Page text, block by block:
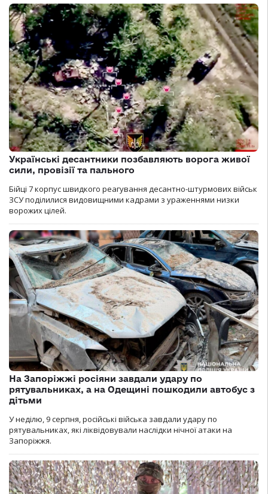
Українські десантники позбавляють ворога живої
сили, провізії та пального
Бійці 7 корпус швидкого реагування десантно-штурмових військ
ЗСУ поділилися видовищними кадрами з ураженнями низки
ворожих цілей.
На Запоріжжі росіяни завдали удару по
рятувальниках, а на Одещині пошкодили автобус з
дітьми
У неділю, 9 серпня, російські війська завдали удару по
рятувальниках, які ліквідовували наслідки нічної атаки на
Запоріжжя.